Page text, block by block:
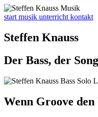
start musik unterricht kontakt
Steffen Knauss
Der Bass, der
Wenn Groove